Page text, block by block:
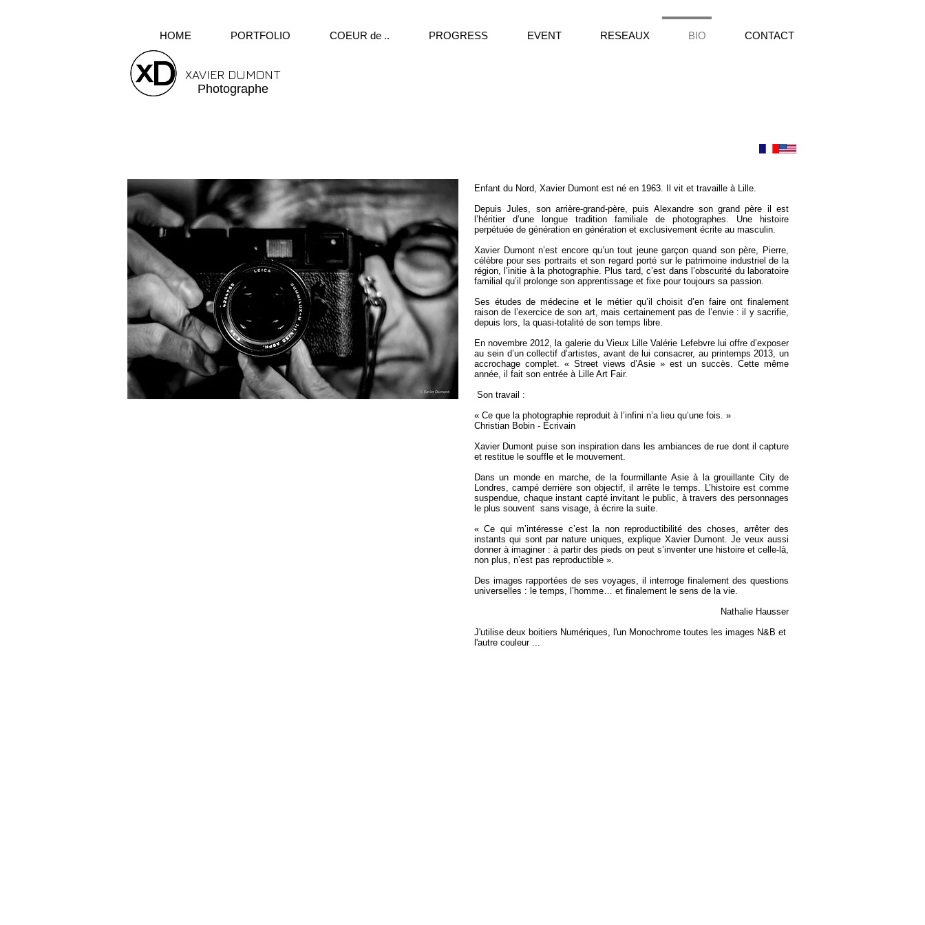
HOME PORTFOLIO COEUR de .. PROGRESS EVENT RESEAUX BIO CONTACT
XAVIER DUMONT
Photographe
Enfant du Nord, Xavier Dumont est né en 1963. Il vit et travaille à Lille.
Depuis Jules, son arrière-grand-père, puis Alexandre son grand père il est
l’héritier d’une longue tradition familiale de photographes. Une histoire
perpétuée de génération en génération et exclusivement écrite au masculin.
Xavier Dumont n’est encore qu’un tout jeune garçon quand son père, Pierre,
célèbre pour ses portraits et son regard porté sur le patrimoine industriel de la
région, l’initie à la photographie. Plus tard, c’est dans l’obscurité du laboratoire
familial qu’il prolonge son apprentissage et fixe pour toujours sa passion.
Ses études de médecine et le métier qu’il choisit d’en faire ont finalement
raison de l’exercice de son art, mais certainement pas de l’envie : il y sacrifie,
depuis lors, la quasi-totalité de son temps libre.
En novembre 2012, la galerie du Vieux Lille Valérie Lefebvre lui offre d’exposer
au sein d’un collectif d’artistes, avant de lui consacrer, au printemps 2013, un
accrochage complet. « Street views d’Asie » est un succès. Cette même
année, il fait son entrée à Lille Art Fair.
Son travail :
« Ce que la photographie reproduit à l’infini n’a lieu qu’une fois. »
Christian Bobin - Écrivain
Xavier Dumont puise son inspiration dans les ambiances de rue dont il capture
et restitue le souffle et le mouvement.
Dans un monde en marche, de la fourmillante Asie à la grouillante City de
Londres, campé derrière son objectif, il arrête le temps. L’histoire est comme
suspendue, chaque instant capté invitant le public, à travers des personnages
le plus souvent sans visage, à écrire la suite.
« Ce qui m’intéresse c’est la non reproductibilité des choses, arrêter des
instants qui sont par nature uniques, explique Xavier Dumont. Je veux aussi
donner à imaginer : à partir des pieds on peut s’inventer une histoire et celle-là,
non plus, n’est pas reproductible ».
Des images rapportées de ses voyages, il interroge finalement des questions
universelles : le temps, l’homme… et finalement le sens de la vie.
Nathalie Hausser
J'utilise deux boitiers Numériques, l'un Monochrome toutes les images N&B et
l'autre couleur ...